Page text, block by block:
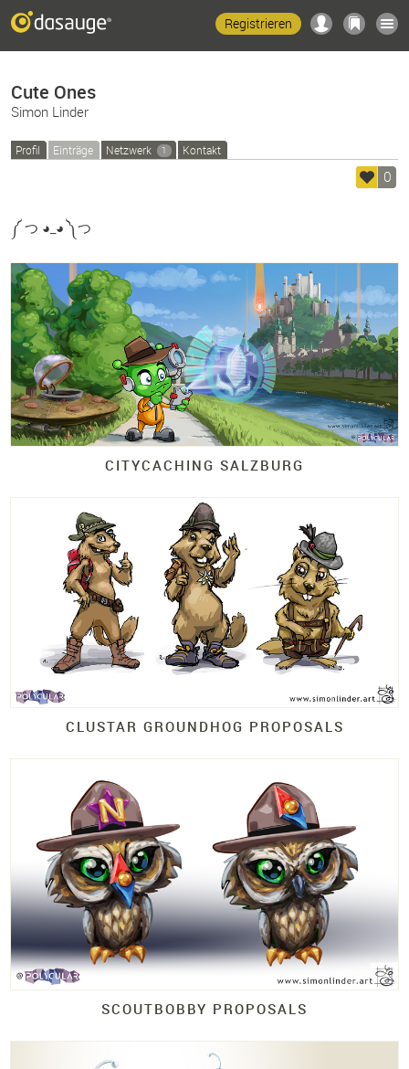
Registrieren
Cute Ones
Simon Linder
Profil Einträge Netzwerk 1 Kontakt
0
༼ つ ◕_◕ ༽つ
CITYCACHING SALZBURG
CLUSTAR GROUNDHOG PROPOSALS
SCOUTBOBBY PROPOSALS